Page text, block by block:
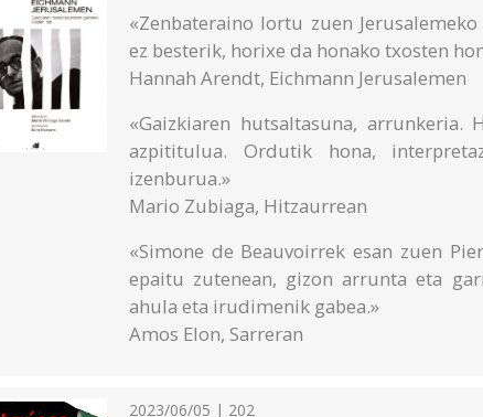
«Zenbateraino lortu zuen
ez besterik, horixe da honako txosten
Hannah Arendt, Eichmann Jerusalemen
«Gaizkiaren hutsaltasuna,
azpititulua. Ordutik hona,
izenburua.»
Mario Zubiaga, Hitzaurrean
«Simone de Beauvoirrek esan zuen
epaitu zutenean, gizon arrunta eta
ahula eta irudimenik gabea.»
Amos Elon, Sarreran
2023/06/05 | 202